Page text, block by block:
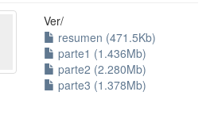
Ver/
resumen (471.5Kb)
parte1 (1.436Mb)
parte2 (2.280Mb)
parte3 (1.378Mb)